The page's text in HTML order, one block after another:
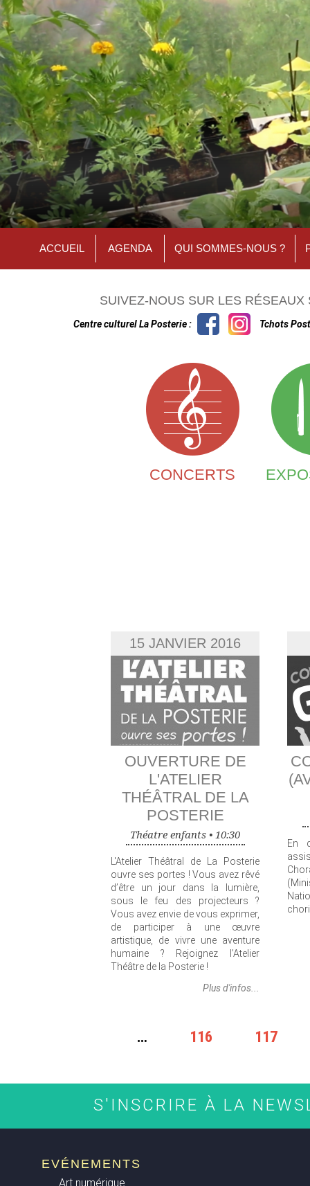
ACCUEIL AGENDA QUI SOMMES-NOUS ?
SUIVEZ-NOUS SUR LES RÉSEAUX
Centre culturel La Posterie : Tchots
CONCERTS
15 JANVIER 2016
OUVERTURE DE
L'ATELIER
THÉÂTRAL DE LA
POSTERIE
Théatre enfants • 10:30
L'Atelier Théâtral de La Posterie
ouvre ses portes ! Vous avez rêvé
d’être un jour dans la lumière,
sous le feu des projecteurs ?
Vous avez envie de vous exprimer,
de participer à une œuvre
artistique, de vivre une aventure
humaine ? Rejoignez l’Atelier
Théâtre de la Posterie !
Plus d'infos...
En
… 116 117
S'INSCRIRE À LA
EVÉNEMENTS
Art numérique